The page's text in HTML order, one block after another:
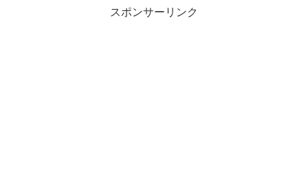
スポンサーリンク